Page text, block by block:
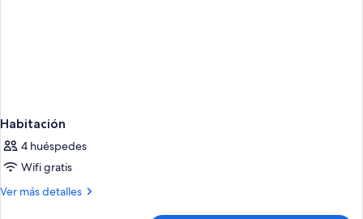
Habitación
4 huéspedes
Wifi gratis
Ver más detalles
Más